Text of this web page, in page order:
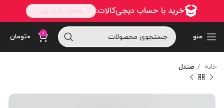
منو 0 ۰تومان
خانه صندل